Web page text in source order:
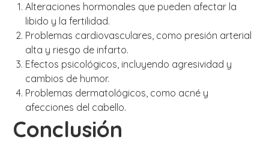
Alteraciones hormonales que pueden afectar la
libido y la fertilidad.
Problemas cardiovasculares, como presión arterial
alta y riesgo de infarto.
Efectos psicológicos, incluyendo agresividad y
cambios de humor.
Problemas dermatológicos, como acné y
afecciones del cabello.
Conclusión